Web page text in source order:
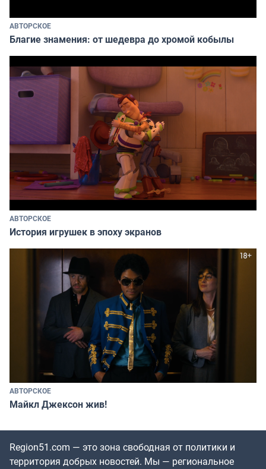
АВТОРСКОЕ
Благие знамения: от шедевра до хромой кобылы
АВТОРСКОЕ
История игрушек в эпоху экранов
АВТОРСКОЕ
Майкл Джексон жив!
Region51.com — это зона свободная от политики и
территория добрых новостей. Мы — региональное